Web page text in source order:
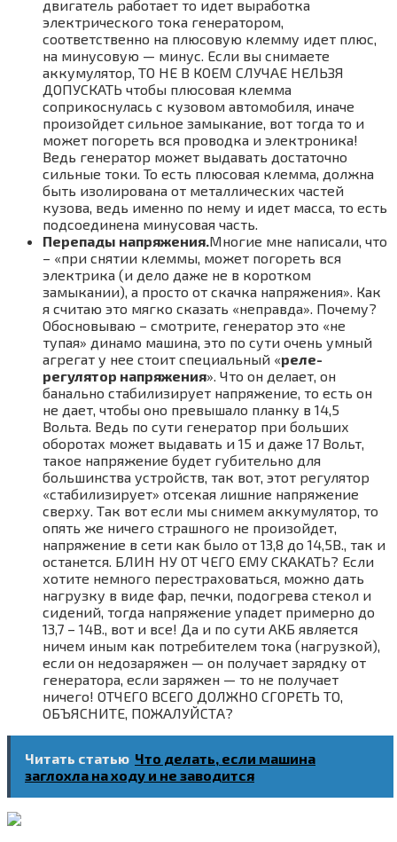
двигатель работает то идет выработка
электрического тока генератором,
соответственно на плюсовую клемму идет плюс,
на минусовую — минус. Если вы снимаете
аккумулятор, ТО НЕ В КОЕМ СЛУЧАЕ НЕЛЬЗЯ
ДОПУСКАТЬ чтобы плюсовая клемма
соприкоснулась с кузовом автомобиля, иначе
произойдет сильное замыкание, вот тогда то и
может погореть вся проводка и электроника!
Ведь генератор может выдавать достаточно
сильные токи. То есть плюсовая клемма, должна
быть изолирована от металлических частей
кузова, ведь именно по нему и идет масса, то есть
подсоединена минусовая часть.
Перепады напряжения.Многие мне написали, что
– «при снятии клеммы, может погореть вся
электрика (и дело даже не в коротком
замыкании), а просто от скачка напряжения». Как
я считаю это мягко сказать «неправда». Почему?
Обосновываю – смотрите, генератор это «не
тупая» динамо машина, это по сути очень умный
агрегат у нее стоит специальный «реле-
регулятор напряжения». Что он делает, он
банально стабилизирует напряжение, то есть он
не дает, чтобы оно превышало планку в 14,5
Вольта. Ведь по сути генератор при больших
оборотах может выдавать и 15 и даже 17 Вольт,
такое напряжение будет губительно для
большинства устройств, так вот, этот регулятор
«стабилизирует» отсекая лишние напряжение
сверху. Так вот если мы снимем аккумулятор, то
опять же ничего страшного не произойдет,
напряжение в сети как было от 13,8 до 14,5В., так и
останется. БЛИН НУ ОТ ЧЕГО ЕМУ СКАКАТЬ? Если
хотите немного перестраховаться, можно дать
нагрузку в виде фар, печки, подогрева стекол и
сидений, тогда напряжение упадет примерно до
13,7 – 14В., вот и все! Да и по сути АКБ является
ничем иным как потребителем тока (нагрузкой),
если он недозаряжен — он получает зарядку от
генератора, если заряжен — то не получает
ничего! ОТЧЕГО ВСЕГО ДОЛЖНО СГОРЕТЬ ТО,
ОБЪЯСНИТЕ, ПОЖАЛУЙСТА?
Читать статью Что делать, если машина
заглохла на ходу и не заводится